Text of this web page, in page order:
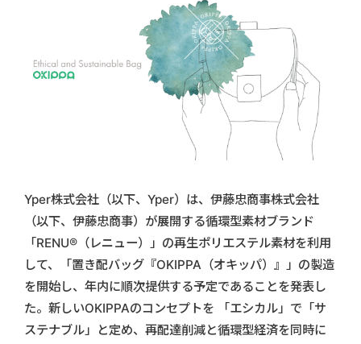
Yper株式会社（以下、Yper）は、伊藤忠商事株式会社
（以下、伊藤忠商事）が展開する循環型素材ブランド
「RENU®︎（レニュー）」の再生ポリエステル素材を利用
して、「置き配バッグ『OKIPPA（オキッパ）』」の製造
を開始し、年内に順次提供する予定であることを発表し
た。新しいOKIPPAのコンセプトを 「エシカル」で「サ
ステナブル」と定め、再配達削減と循環型経済を同時に